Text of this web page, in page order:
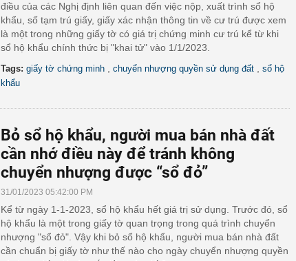
điều của các Nghị định liên quan đến việc nộp, xuất trình sổ hộ
khẩu, số tạm trú giấy, giấy xác nhận thông tin về cư trú được xem
là một trong những giấy tờ có giá trị chứng minh cư trú kể từ khi
sổ hộ khẩu chính thức bị "khai tử" vào 1/1/2023.
Tags: giấy tờ chứng minh chuyển nhượng quyền sử dụng đất
sổ hộ
khẩu
Bỏ sổ hộ khẩu, người mua bán nhà đất
cần nhớ điều này để tránh không
chuyển nhượng được “sổ đỏ”
31/01/2023 05:42:00 PM
Kể từ ngày 1-1-2023, sổ hộ khẩu hết giá trị sử dụng. Trước đó, sổ
hộ khẩu là một trong giấy tờ quan trọng trong quá trình chuyển
nhượng "sổ đỏ". Vậy khi bỏ sổ hộ khẩu, người mua bán nhà đất
cần chuẩn bị giấy tờ như thế nào cho ngày chuyển nhượng quyền